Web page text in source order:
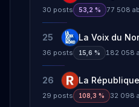
30 posts 53,2 % 77 508
25 La Voix du
36 posts 15,6 % 182 058
26
29 posts 108,3 % 32 098